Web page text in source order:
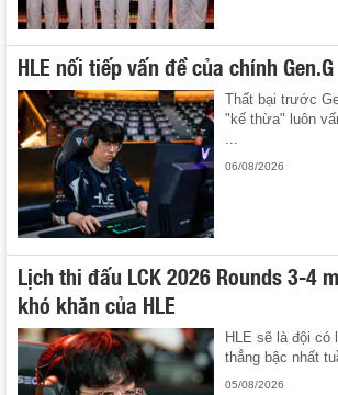
HLE nối tiếp vấn đề của chính Gen.G
Thất bại trước
"kế thừa" luôn
...
06/08/2026
Lịch thi đấu LCK 2026 Rounds 3-4
khó khăn của HLE
HLE sẽ là đội có
thẳng bậc nhất
05/08/2026